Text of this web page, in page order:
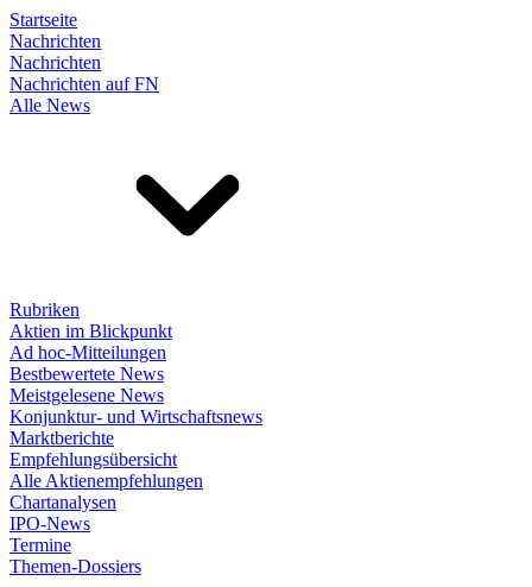
Startseite
Nachrichten
Nachrichten
Nachrichten auf FN
Alle News
Rubriken
Aktien im Blickpunkt
Ad hoc-Mitteilungen
Bestbewertete News
Meistgelesene News
Konjunktur- und Wirtschaftsnews
Marktberichte
Empfehlungsübersicht
Alle Aktienempfehlungen
Chartanalysen
IPO-News
Termine
Themen-Dossiers